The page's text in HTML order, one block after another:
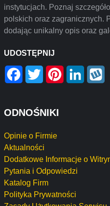
instytucjach. Poznaj
polskich oraz zagranicznych.
dodając unikalny opis oraz
UDOSTĘPNIJ
Facebook
Twitter PinterestLinkedIn
ODNOŚNIKI
Opinie o Firmie
Aktualności
Dodatkowe Informacje o
Pytania i Odpowiedzi
Katalog Firm
Polityka Prywatności